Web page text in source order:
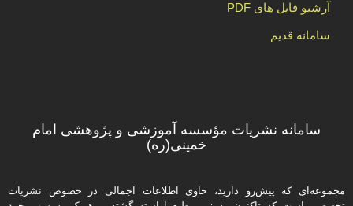
آرشیو فایل های PDF
سامانه قدیم
سامانه نشریات مؤسسه آموزشی و پژوهشی امام
خمینی(ره)
مجموعه‌ای که پیش‌رو دارید،‌ حاوی اطلاعات اجمالی در خصوص نشریات